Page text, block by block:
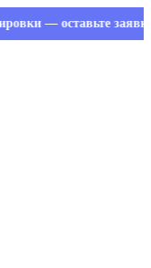
заявку и